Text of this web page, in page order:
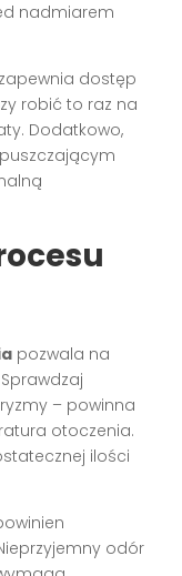
nadmiarem
dostęp
robić to raz na
Dodatkowo,
pozwala na
– powinna
otoczenia.
ilości
odór